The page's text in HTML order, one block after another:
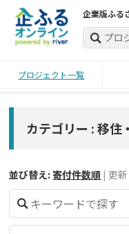
企業版ふる
プロジェクト一覧
カテゴリー : 移住
並び替え: 寄付件数順 | 更